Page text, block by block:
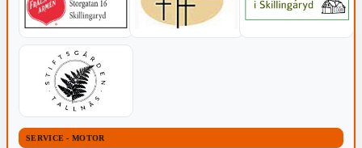
SERVICE - MOTOR